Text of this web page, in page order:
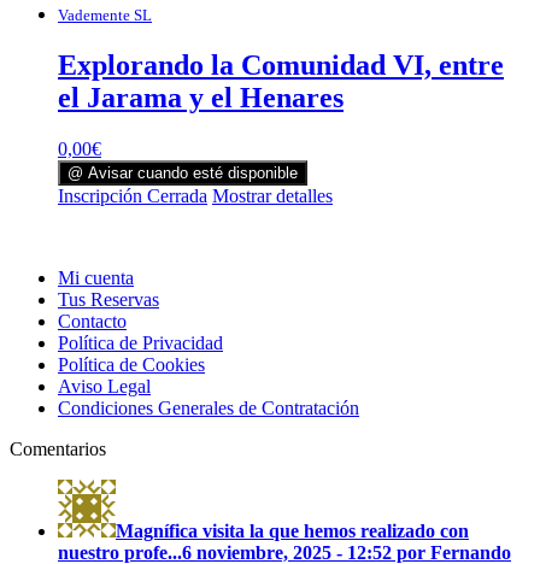
Vademente SL
Explorando la Comunidad VI, entre
el Jarama y el Henares
0,00€
@ Avisar cuando esté disponible
Inscripción Cerrada Mostrar detalles
Mi cuenta
Tus Reservas
Contacto
Política de Privacidad
Política de Cookies
Aviso Legal
Condiciones Generales de Contratación
Comentarios
Magnífica visita la que hemos realizado con
nuestro profe...6 noviembre, 2025 - 12:52 por Fernando